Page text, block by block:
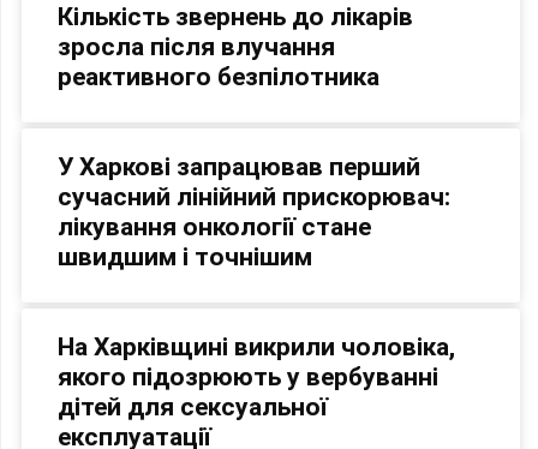
Кількість звернень до лікарів
зросла після влучання
реактивного безпілотника
У Харкові запрацював перший
сучасний лінійний прискорювач:
лікування онкології стане
швидшим і точнішим
На Харківщині викрили чоловіка,
якого підозрюють у вербуванні
дітей для сексуальної
експлуатації